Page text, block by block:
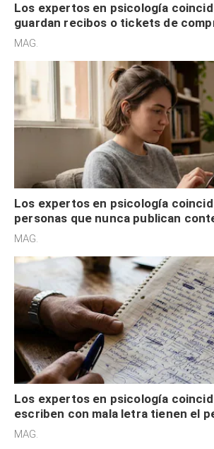
Los expertos en psicología
guardan recibos o tickets de
son acumuladores, sino que tienen
MAG.
Los expertos en psicología
personas que nunca publican
redes sociales no pretenden
MAG.
Los expertos en psicología
escriben con mala letra tienen el
acelerado y no lo hacen por
MAG.